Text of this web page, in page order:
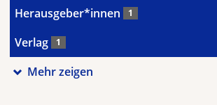
Herausgeber*innen 1
Verlag 1
Mehr zeigen